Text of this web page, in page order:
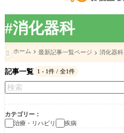
#消化器科
 ホーム 最新記事一覧ページ 消化器科
記事一覧 1 - 1件 / 全1件
カテゴリー
治療・リハビリ
疾病